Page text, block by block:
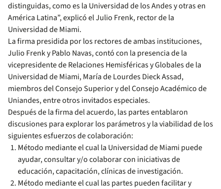
distinguidas, como es la Universidad de los Andes y otras en
América Latina”, explicó el Julio Frenk, rector de la
Universidad de Miami.
La firma presidida por los rectores de ambas instituciones,
Julio Frenk y Pablo Navas, contó con la presencia de la
vicepresidente de Relaciones Hemisféricas y Globales de la
Universidad de Miami, María de Lourdes Dieck Assad,
miembros del Consejo Superior y del Consejo Académico de
Uniandes, entre otros invitados especiales.
Después de la firma del acuerdo, las partes entablaron
discusiones para explorar los parámetros y la viabilidad de los
siguientes esfuerzos de colaboración:
Método mediante el cual la Universidad de Miami puede
ayudar, consultar y/o colaborar con iniciativas de
educación, capacitación, clínicas de investigación.
Método mediante el cual las partes pueden facilitar y